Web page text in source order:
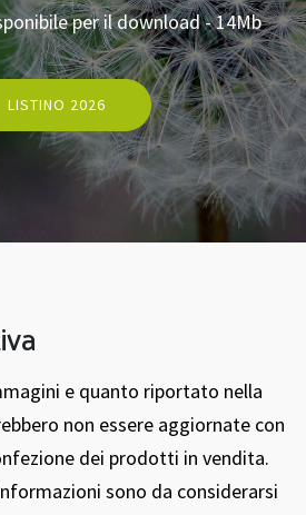
per il download - 14Mb
LISTINO 2026
e quanto riportato nella
non essere aggiornate con
dei prodotti in vendita.
sono da considerarsi